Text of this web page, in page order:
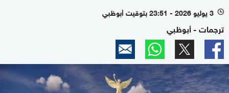
l 3 يوليو 2026 - 23:51 بتوقيت أبوظبي
ترجمات - أبوظبي